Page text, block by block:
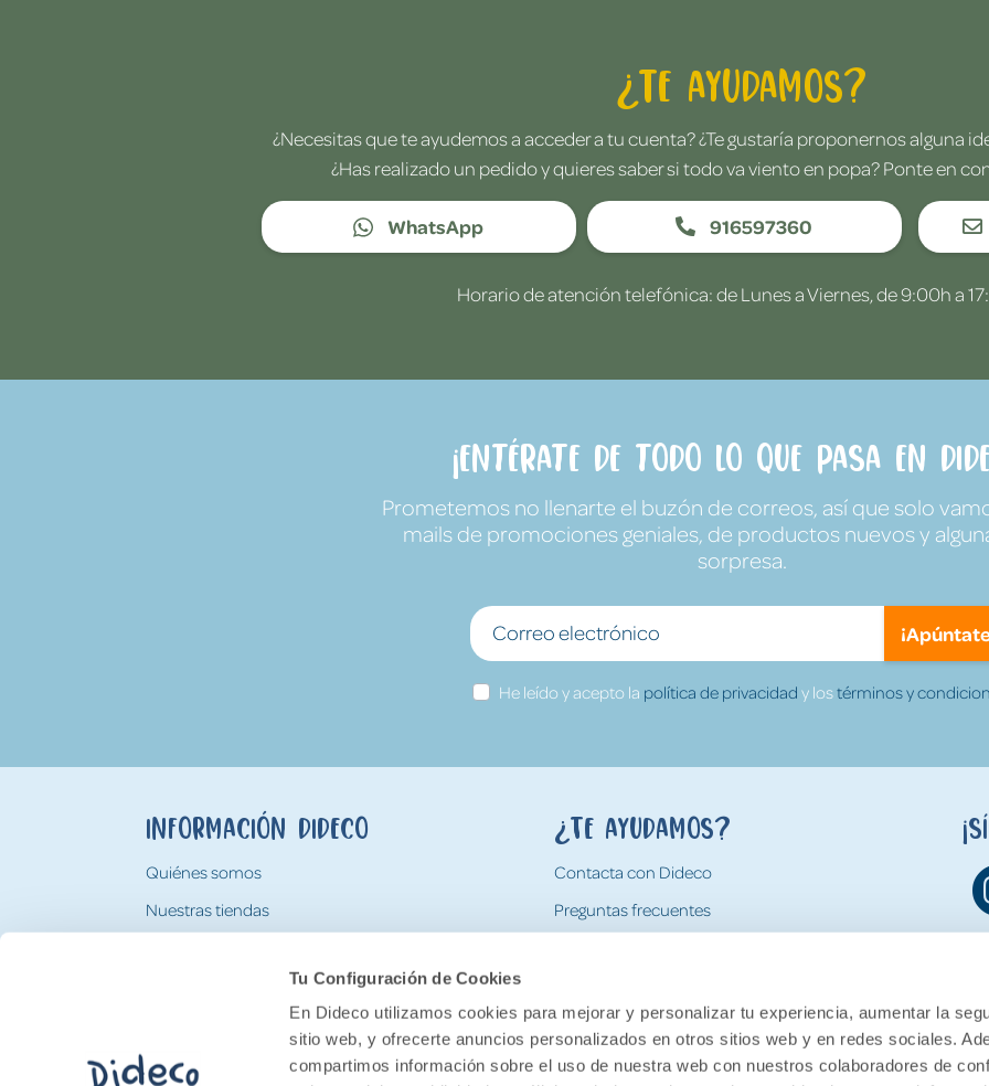
Tu Configuración de Cookies
En Dideco utilizamos cookies para mejorar y personalizar tu experiencia, aumentar la
sitio web, y ofrecerte anuncios personalizados en otros sitios web y en redes sociales.
compartimos información sobre el uso de nuestra web con nuestros colaboradores de
¿Te ayudamos?
¿Necesitas que te ayudemos a acceder a tu cuenta? ¿Te gustaría proponernos alguna
¿Has realizado un pedido y quieres saber si todo va viento en popa? Ponte en
WhatsApp 916597360
Horario de atención telefónica: de Lunes a Viernes, de 9:00h a
¡Entérate de todo lo que pasa en
Prometemos no llenarte el buzón de correos, así que solo
mails de promociones geniales, de productos nuevos y
sorpresa.
He leído y acepto la política de privacidad y lostérminos y
Información Dideco
Quiénes somos
Nuestras tiendas
Tarjeta Regalo Dideco
¿Te ayudamos?
Contacta con Dideco
Preguntas frecuentes
Devoluciones